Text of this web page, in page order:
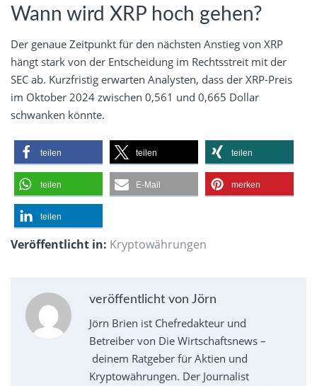
Wann wird XRP hoch gehen?
Der genaue Zeitpunkt für den nächsten Anstieg von XRP
hängt stark von der Entscheidung im Rechtsstreit mit der
SEC ab. Kurzfristig erwarten Analysten, dass der XRP-Preis
im Oktober 2024 zwischen 0,561 und 0,665 Dollar
schwanken könnte.
teilen teilen teilen
teilen E-Mail merken
teilen
Veröffentlicht in: Kryptowährungen
veröffentlicht von Jörn
Jörn Brien ist Chefredakteur und
Betreiber von Die Wirtschaftsnews –
deinem Ratgeber für Aktien und
Kryptowährungen. Der Journalist